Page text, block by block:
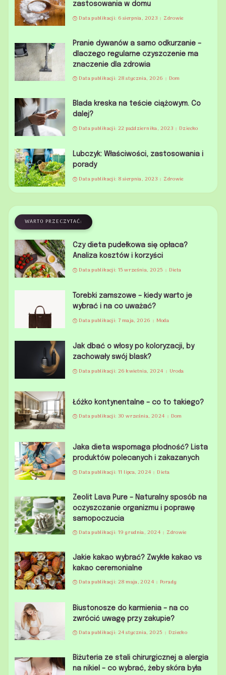
zastosowania w domu
Data publikacji: 6 sierpnia, 2023 Zdrowie
Pranie dywanów a samo odkurzanie –
dlaczego regularne czyszczenie ma
znaczenie dla zdrowia
Data publikacji: 28 stycznia, 2026 Dom
Blada kreska na teście ciążowym. Co
dalej?
Data publikacji: 22 października, 2023 Dziecko
Lubczyk: Właściwości, zastosowania i
porady
Data publikacji: 8 sierpnia, 2023 Zdrowie
WARTO PRZECZYTAĆ:
Czy dieta pudełkowa się opłaca?
Analiza kosztów i korzyści
Data publikacji: 15 września, 2025 Dieta
Torebki zamszowe – kiedy warto je
wybrać i na co uważać?
Data publikacji: 7 maja, 2026 Moda
Jak dbać o włosy po koloryzacji, by
zachowały swój blask?
Data publikacji: 26 kwietnia, 2024 Uroda
Łóżko kontynentalne – co to takiego?
Data publikacji: 30 września, 2024 Dom
Jaka dieta wspomaga płodność? Lista
produktów polecanych i zakazanych
Data publikacji: 11 lipca, 2024 Dieta
Zeolit Lava Pure – Naturalny sposób na
oczyszczanie organizmu i poprawę
samopoczucia
Data publikacji: 19 grudnia, 2024 Zdrowie
Jakie kakao wybrać? Zwykłe kakao vs
kakao ceremonialne
Data publikacji: 28 maja, 2024 Porady
Biustonosze do karmienia – na co
zwrócić uwagę przy zakupie?
Data publikacji: 24 stycznia, 2025 Dziecko
Biżuteria ze stali chirurgicznej a alergia
na nikiel – co wybrać, żeby skóra była